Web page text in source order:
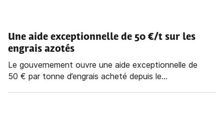
Une aide exceptionnelle de 50 €/t sur les
engrais azotés
Le gouvernement ouvre une aide exceptionnelle de
50 € par tonne d’engrais acheté depuis le...